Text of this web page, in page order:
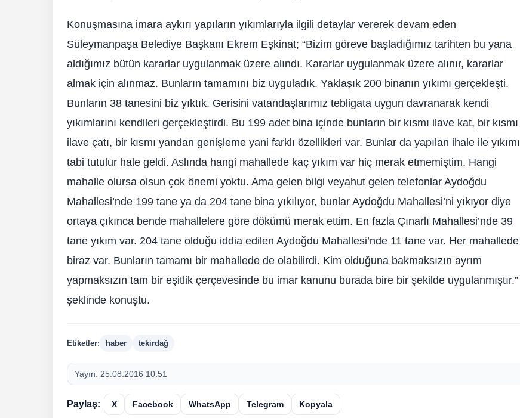
Konuşmasına imara aykırı yapıların yıkımlarıyla ilgili detaylar vererek devam eden
Süleymanpaşa Belediye Başkanı Ekrem Eşkinat; “Bizim göreve başladığımız tarihten bu yana
aldığımız bütün kararlar uygulanmak üzere alındı. Kararlar uygulanmak üzere alınır, kararlar
almak için alınmaz. Bunların tamamını biz uyguladık. Yaklaşık 200 binanın yıkımı gerçekleşti.
Bunların 38 tanesini biz yıktık. Gerisini vatandaşlarımız tebligata uygun davranarak kendi
yıkımlarını kendileri gerçekleştirdi. Bu 199 adet bina içinde bunların bir kısmı ilave kat, bir kısmı
ilave çatı, bir kısmı yandan genişleme yani farklı özellikleri var. Bunlar da yapılan ihale ile yıkımı
tabi tutulur hale geldi. Aslında hangi mahallede kaç yıkım var hiç merak etmemiştim. Hangi
mahalle olursa olsun çok önemi yoktu. Ama gelen bilgi veyahut gelen telefonlar Aydoğdu
Mahallesi’nde 199 tane ya da 204 tane bina yıkılıyor, bunlar Aydoğdu Mahallesi’ni yıkıyor diye
ortaya çıkınca bende mahallelere göre dökümü merak ettim. En fazla Çınarlı Mahallesi’nde 39
tane yıkım var. 204 tane olduğu iddia edilen Aydoğdu Mahallesi’nde 11 tane var. Her mahallede
biraz var. Bunların tamamı bir mahallede de olabilirdi. Kim olduğuna bakmaksızın ayrım
yapmaksızın tam bir eşitlik çerçevesinde bu imar kanunu burada bire bir şekilde uygulanmıştır.”
şeklinde konuştu.
Etiketler: haber tekirdağ
Yayın: 25.08.2016 10:51
Paylaş: X Facebook WhatsApp Telegram Kopyala